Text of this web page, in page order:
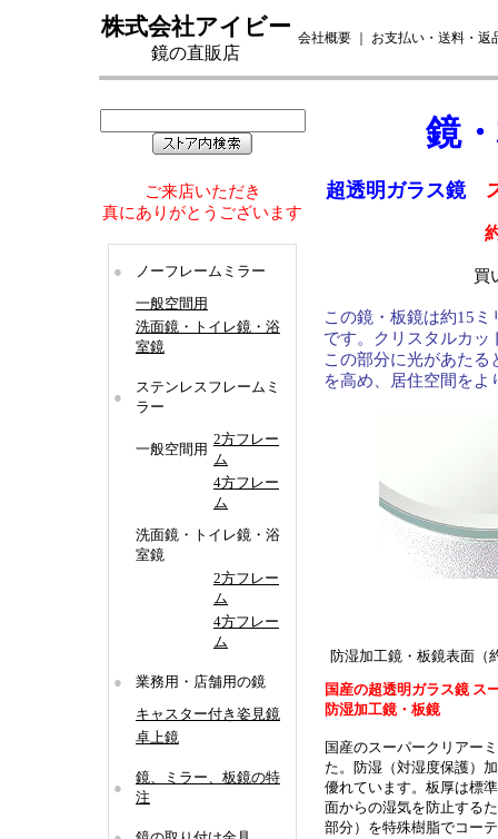
株式会社アイビー
鏡の直販店
会社概要 お支払い・送料・返
ご来店いただき
真にありがとうございます
●
ノーフレームミラー
一般空間用
洗面鏡・トイレ鏡・浴
室鏡
●
ステンレスフレームミ
ラー
一般空間用
2方フレー
ム
4方フレー
ム
洗面鏡・トイレ鏡・浴
室鏡
2方フレー
ム
4方フレー
ム
●
業務用・店舗用の鏡
キャスター付き姿見鏡
卓上鏡
●
鏡、ミラー、板鏡の特
注
鏡・
超透明ガラス鏡
買
この鏡・板鏡は約15
です。クリスタルカッ
この部分に光があた
を高め、居住空間をよ
防湿加工鏡・板鏡表面（
国産の超透明ガラス鏡 ス
防湿加工鏡・板鏡
国産のスーパークリアー
た。防湿（対湿度保護）
優れています。板厚は標
面からの湿気を防止する
部分）を特殊樹脂でコー